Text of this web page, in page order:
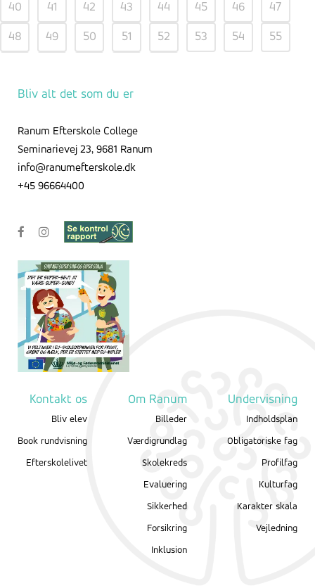
40 41 42 43 44 45 46 47
48 49 50 51 52 53 54 55
Bliv alt det som du er
Ranum Efterskole College
Seminarievej 23, 9681 Ranum
info@ranumefterskole.dk
+45 96664400
Kontakt os
Bliv elev
Book rundvisning
Efterskolelivet
Om Ranum
Billeder
Værdigrundlag
Skolekreds
Evaluering
Sikkerhed
Forsikring
Inklusion
Undervisning
Indholdsplan
Obligatoriske fag
Profilfag
Kulturfag
Karakter skala
Vejledning